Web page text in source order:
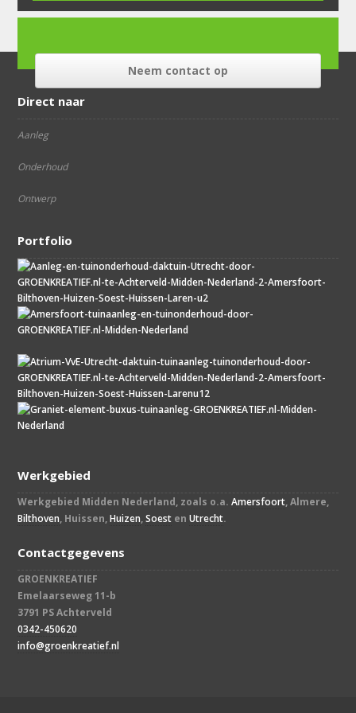
Neem contact op
Direct naar
Aanleg
Onderhoud
Ontwerp
Portfolio
Werkgebied
Werkgebied Midden Nederland, zoals o.a. Amersfoort, Almere,
Bilthoven, Huissen,Huizen,Soest en Utrecht.
Contactgegevens
GROENKREATIEF
Emelaarseweg 11-b
3791 PS Achterveld
0342-450620
info@groenkreatief.nl​